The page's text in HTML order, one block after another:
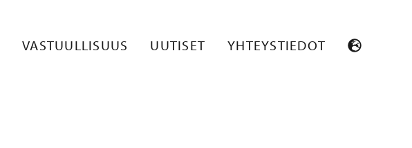
VASTUULLISUUS UUTISET YHTEYSTIEDOT